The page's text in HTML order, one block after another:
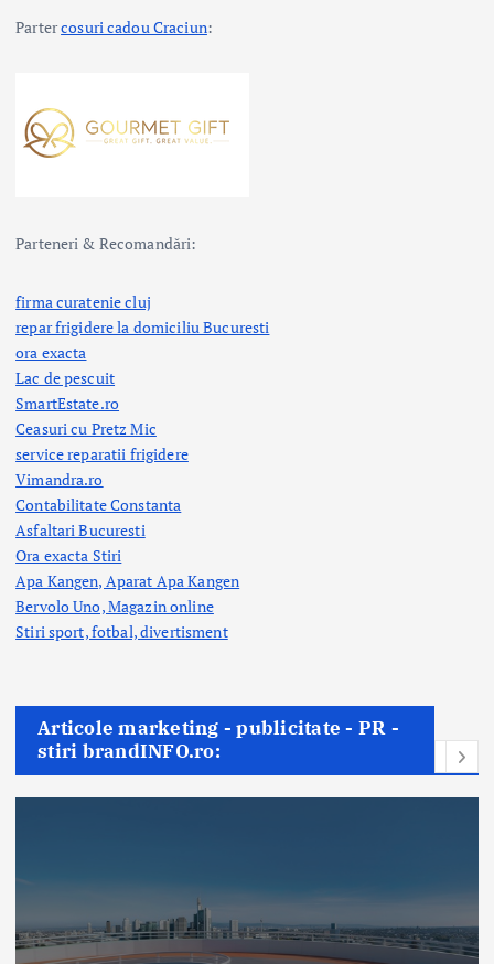
Partercosuri cadou Craciun:
Parteneri & Recomandări:
firma curatenie cluj
repar frigidere la domiciliu Bucuresti
ora exacta
Lac de pescuit
SmartEstate.ro
Ceasuri cu Pretz Mic
service reparatii frigidere
Vimandra.ro
Contabilitate Constanta
Asfaltari Bucuresti
Ora exacta Stiri
Apa Kangen, Aparat Apa Kangen
Bervolo Uno, Magazin online
Stiri sport, fotbal,divertisment
Articole marketing - publicitate - PR -
stiri brandINFO.ro: